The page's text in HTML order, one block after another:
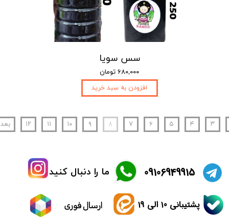
سس سویا
۶۸۰,۰۰۰ تومان
افزودن به سبد خرید
۳ ۴ ۵ ۶ ۷ ۸ ۹ ۱۰ ۱۱ ۱۲
ما را دنبال کنید ​09106949915
ارسال فوری پشتیبانی 10 الی 19